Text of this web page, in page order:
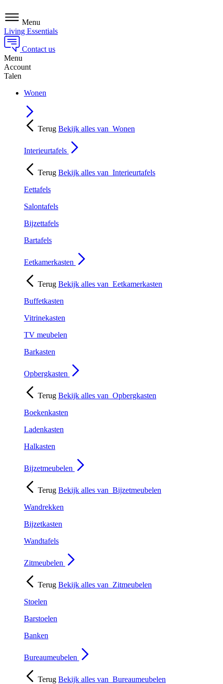
Menu
Living Essentials
Contact us
Menu
Account
Talen
Wonen
Terug Bekijk alles van Wonen
Interieurtafels
Terug Bekijk alles van Interieurtafels
Eettafels
Salontafels
Bijzettafels
Bartafels
Eetkamerkasten
Terug Bekijk alles van Eetkamerkasten
Buffetkasten
Vitrinekasten
TV meubelen
Barkasten
Opbergkasten
Terug Bekijk alles van Opbergkasten
Boekenkasten
Ladenkasten
Halkasten
Bijzetmeubelen
Terug Bekijk alles van Bijzetmeubelen
Wandrekken
Bijzetkasten
Wandtafels
Zitmeubelen
Terug Bekijk alles van Zitmeubelen
Stoelen
Barstoelen
Banken
Bureaumeubelen
Terug Bekijk alles van Bureaumeubelen